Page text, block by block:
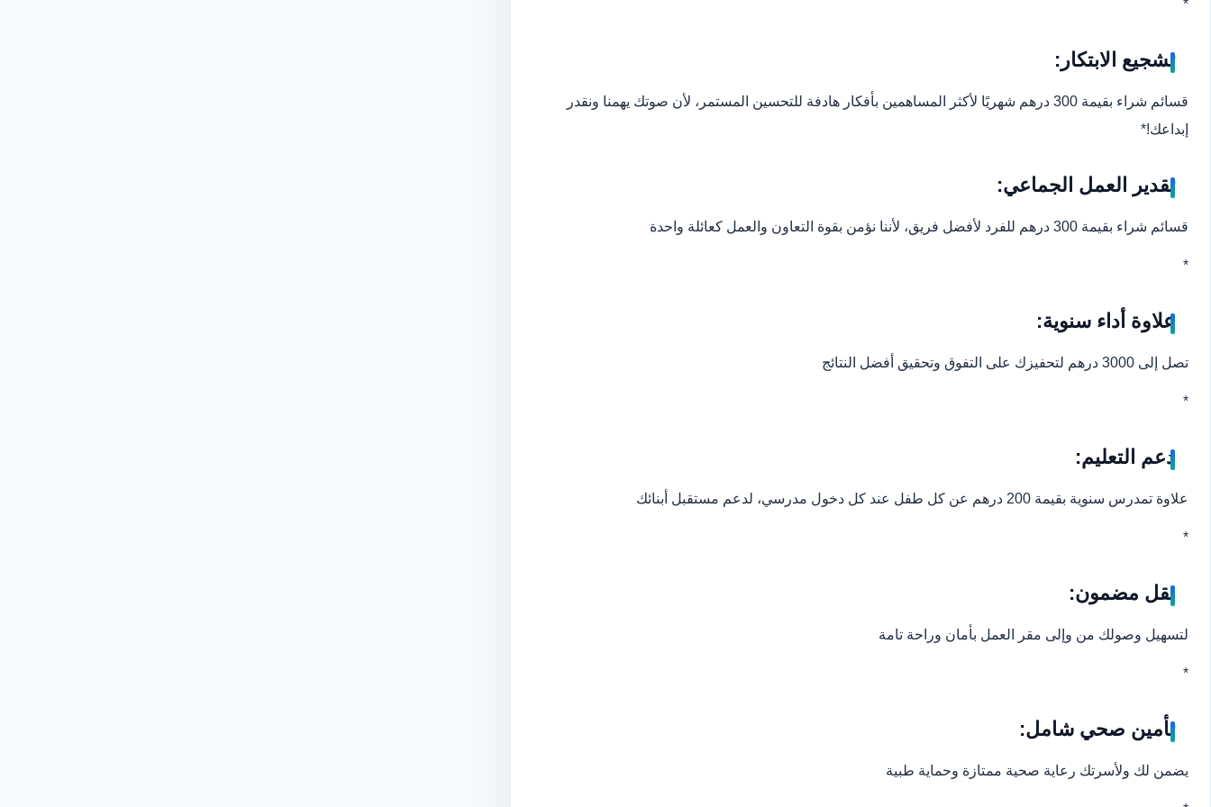
*
تشجيع الابتكار:
قسائم شراء بقيمة 300 درهم شهريًا لأكثر المساهمين بأفكار هادفة للتحسين المستمر، لأن صوتك يهمنا ونقدر
إبداعك!*
تقدير العمل الجماعي:
قسائم شراء بقيمة 300 درهم للفرد لأفضل فريق، لأننا نؤمن بقوة التعاون والعمل كعائلة واحدة
*
علاوة أداء سنوية:
تصل إلى 3000 درهم لتحفيزك على التفوق وتحقيق أفضل النتائج
*
دعم التعليم:
علاوة تمدرس سنوية بقيمة 200 درهم عن كل طفل عند كل دخول مدرسي، لدعم مستقبل أبنائك
*
نقل مضمون:
لتسهيل وصولك من وإلى مقر العمل بأمان وراحة تامة
*
تأمين صحي شامل:
يضمن لك ولأسرتك رعاية صحية ممتازة وحماية طبية